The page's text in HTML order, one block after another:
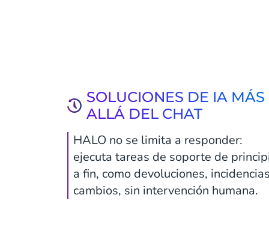
SOLUCIONES DE IA MÁS
ALLÁ DEL CHAT
HALO no se limita a responder:
ejecuta tareas de soporte de
a fin, como devoluciones,
cambios, sin intervención humana.